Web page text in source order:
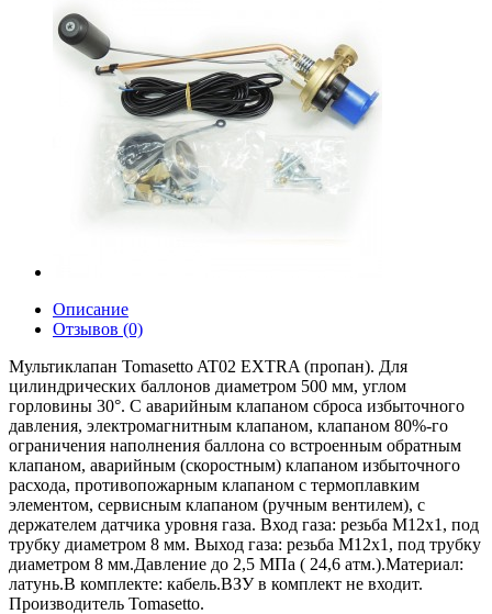
Описание
Отзывов (0)
Мультиклапан Tomasetto AT02 EXTRA (пропан). Для
цилиндрических баллонов диаметром 500 мм, углом
горловины 30°. С аварийным клапаном сброса избыточного
давления, электромагнитным клапаном, клапаном 80%-го
ограничения наполнения баллона со встроенным обратным
клапаном, аварийным (скоростным) клапаном избыточного
расхода, противопожарным клапаном с термоплавким
элементом, сервисным клапаном (ручным вентилем), с
держателем датчика уровня газа. Вход газа: резьба M12x1, под
трубку диаметром 8 мм. Выход газа: резьба M12x1, под трубку
диаметром 8 мм.Давление до 2,5 МПа ( 24,6 атм.).Материал:
латунь.В комплекте: кабель.ВЗУ в комплект не входит.
Производитель Tomasetto.